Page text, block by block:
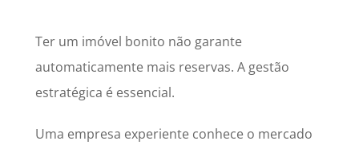
Ter um imóvel bonito não garante
automaticamente mais reservas. A gestão
estratégica é essencial.
Uma empresa experiente conhece o mercado